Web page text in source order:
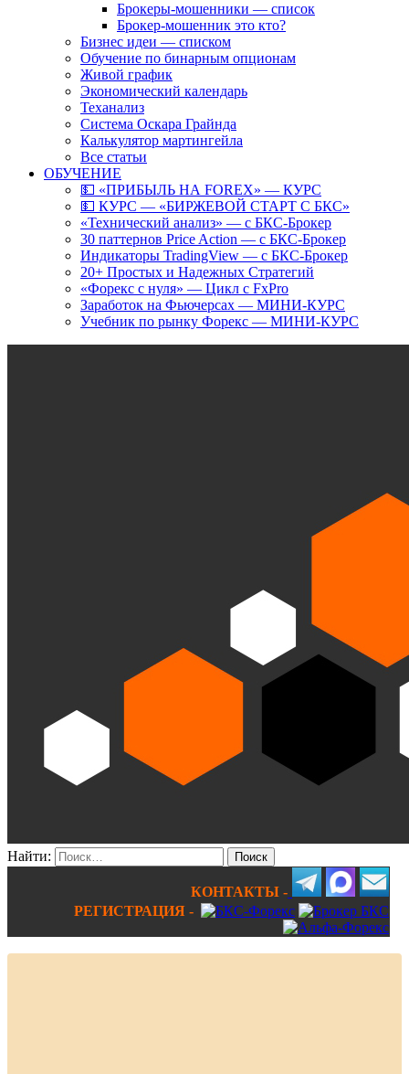
Брокеры-мошенники — список
Брокер-мошенник это кто?
Бизнес идеи — списком
Обучение по бинарным опционам
Живой график
Экономический календарь
Теханализ
Система Оскара Грайнда
Калькулятор мартингейла
Все статьи
ОБУЧЕНИЕ
💵 «ПРИБЫЛЬ НА FOREX» — КУРС
💵 КУРС — «БИРЖЕВОЙ СТАРТ С БКС»
«Технический анализ» — с БКС-Брокер
30 паттернов Price Action — с БКС-Брокер
Индикаторы TradingView — с БКС-Брокер
20+ Простых и Надежных Стратегий
«Форекс с нуля» — Цикл с FxPro
Заработок на Фьючерсах — МИНИ-КУРС
Учебник по рынку Форекс — МИНИ-КУРС
Найти:
КОНТАКТЫ -
РЕГИСТРАЦИЯ -